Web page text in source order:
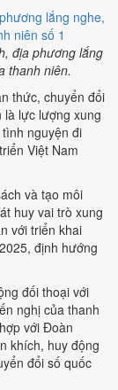
địa phương lắng
thanh niên.
thức, chuyển đổi
là lực lượng xung
nguyện đi
Việt Nam
và tạo môi
huy vai trò xung
với triển khai
định hướng
đối thoại với
nghị của thanh
với Đoàn
khích, huy động
đổi số quốc